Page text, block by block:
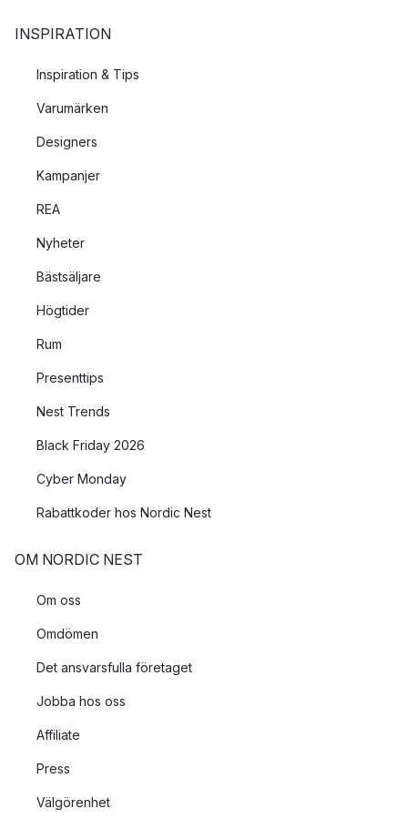
INSPIRATION
Inspiration & Tips
Varumärken
Designers
Kampanjer
REA
Nyheter
Bästsäljare
Högtider
Rum
Presenttips
Nest Trends
Black Friday 2026
Cyber Monday
Rabattkoder hos Nordic Nest
OM NORDIC NEST
Om oss
Omdömen
Det ansvarsfulla företaget
Jobba hos oss
Affiliate
Press
Välgörenhet